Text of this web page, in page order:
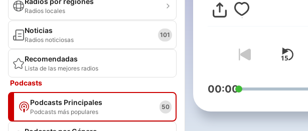
Radios locales
Noticias
Radios noticiosas
101
Recomendadas
Lista de las mejores radios
Podcasts
Podcasts Principales
Podcasts más populares
50
00:00